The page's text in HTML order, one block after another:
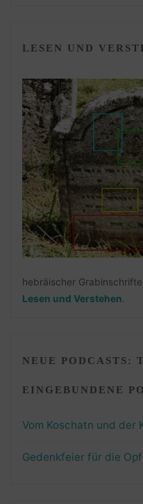
LESEN UND
hebräischer
Lesen und Verstehen
NEUE PODCASTS:
EINGEBUNDENE
Vom Koschatn und der
Gedenkfeier für die